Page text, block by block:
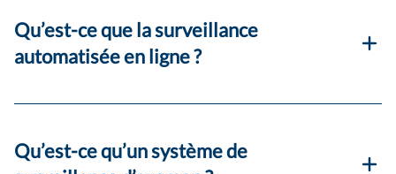
Qu’est-ce que la surveillance
automatisée en ligne ?
Qu’est-ce qu’un système de